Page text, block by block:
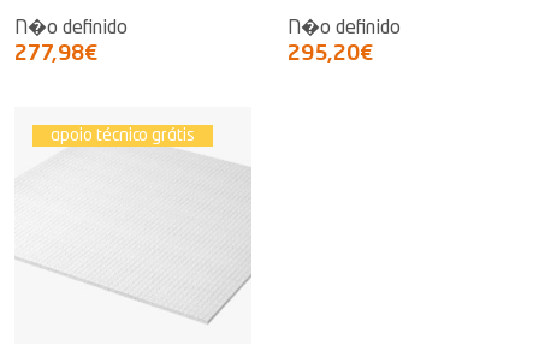
N�o definido
277,98€
N�o definido
295,20€
apoio técnico grátis